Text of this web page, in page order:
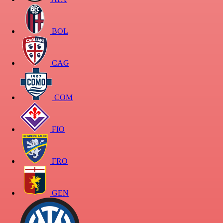
BOL
CAG
COM
FIO
FRO
GEN